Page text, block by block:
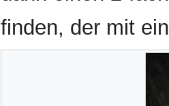
finden, der mit